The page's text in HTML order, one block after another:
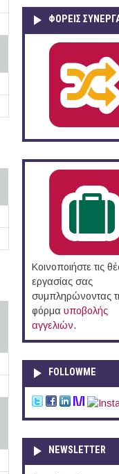
ΦΟΡΕΙΣ
Κοινοποιήστε τις
εργασίας σας
συμπληρώνοντας
φόρμα υποβολής
αγγελιών.
FOLLOWME
NEWSLETTER